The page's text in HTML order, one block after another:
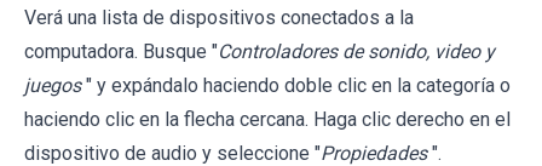
Verá una lista de dispositivos conectados a la
computadora. Busque "Controladores de sonido, video y
juegos " y expándalo haciendo doble clic en la categoría o
haciendo clic en la flecha cercana. Haga clic derecho en el
dispositivo de audio y seleccione "Propiedades ".